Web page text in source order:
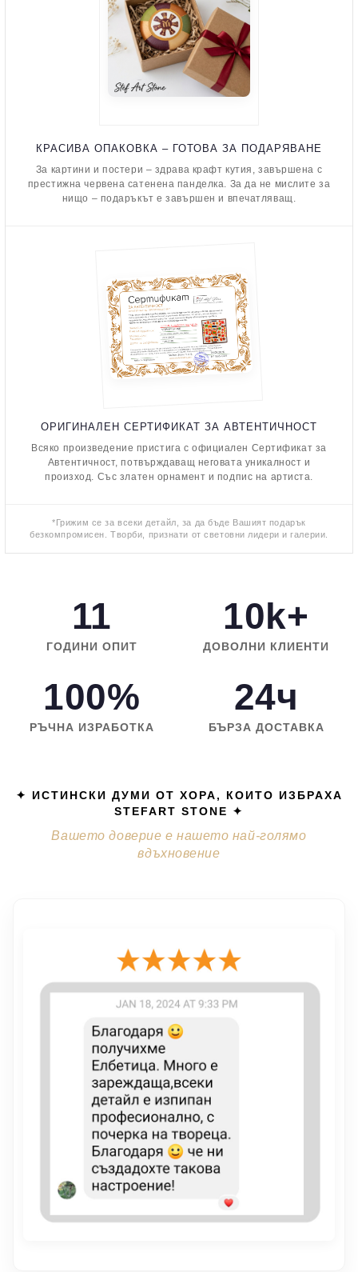
КРАСИВА ОПАКОВКА – ГОТОВА ЗА ПОДАРЯВАНЕ
За картини и постери – здрава крафт кутия, завършена с
престижна червена сатенена панделка. За да не мислите за
нищо – подаръкът е завършен и впечатляващ.
ОРИГИНАЛЕН СЕРТИФИКАТ ЗА АВТЕНТИЧНОСТ
Всяко произведение пристига с официален Сертификат за
Автентичност, потвърждаващ неговата уникалност и
произход. Със златен орнамент и подпис на артиста.
*Грижим се за всеки детайл, за да бъде Вашият подарък
безкомпромисен. Творби, признати от световни лидери и галерии.
11
ГОДИНИ ОПИТ
10k+
ДОВОЛНИ КЛИЕНТИ
100%
РЪЧНА ИЗРАБОТКА
24ч
БЪРЗА ДОСТАВКА
✦ ИСТИНСКИ ДУМИ ОТ ХОРА, КОИТО ИЗБРАХА
STEFART STONE ✦
Вашето доверие е нашето най-голямо
вдъхновение